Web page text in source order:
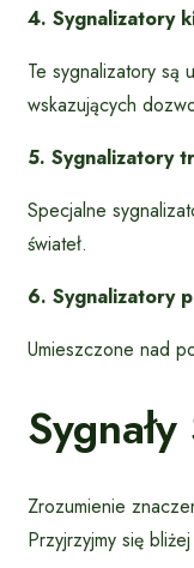
4. Sygnalizatory
Te sygnalizatory są
wskazujących
5. Sygnalizatory
Specjalne
świateł.
6. Sygnalizatory
Umieszczone nad
Zrozumienie
Przyjrzyjmy się